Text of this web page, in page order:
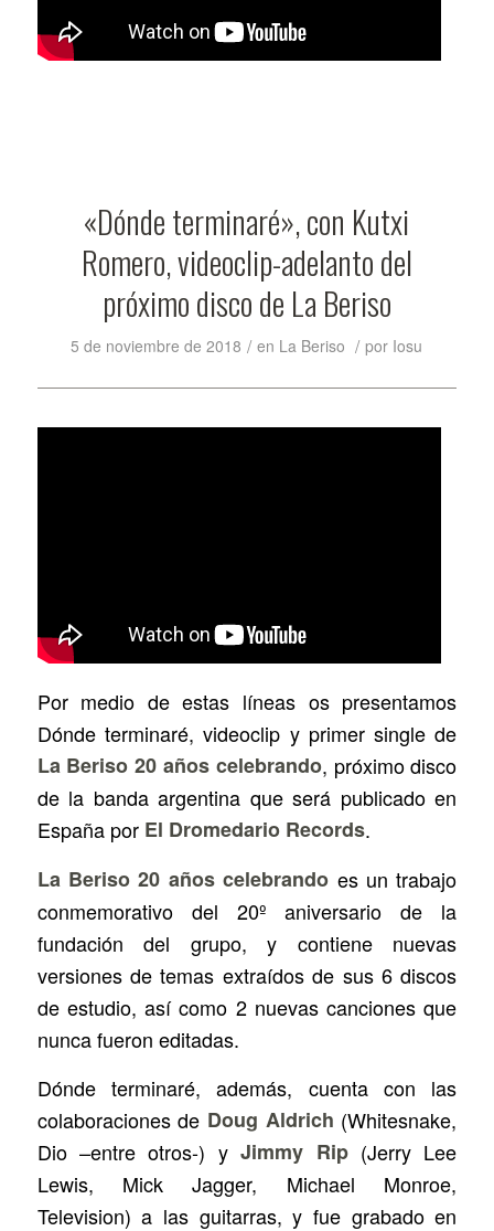
«Dónde terminaré», con Kutxi
Romero, videoclip-adelanto del
próximo disco de La Beriso
5 de noviembre de 2018 / en La Beriso / por Iosu
Por medio de estas líneas os presentamos
Dónde terminaré, videoclip y primer single de
La Beriso 20 años celebrando, próximo disco
de la banda argentina que será publicado en
España por El Dromedario Records.
La Beriso 20 años celebrando es un trabajo
conmemorativo del 20º aniversario de la
fundación del grupo, y contiene nuevas
versiones de temas extraídos de sus 6 discos
de estudio, así como 2 nuevas canciones que
nunca fueron editadas.
Dónde terminaré, además, cuenta con las
colaboraciones de Doug Aldrich (Whitesnake,
Dio –entre otros-) yJimmy Rip(Jerry Lee
Lewis, Mick Jagger, Michael Monroe,
Television) a las guitarras, y fue grabado en